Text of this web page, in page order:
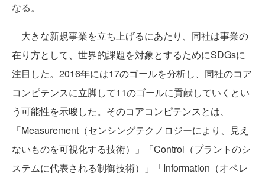
なる。
大きな新規事業を立ち上げるにあたり、同社は事業の
在り方として、世界的課題を対象とするためにSDGsに
注目した。2016年には17のゴールを分析し、同社のコア
コンピテンスに立脚して11のゴールに貢献していくとい
う可能性を示唆した。そのコアコンピテンスとは、
「Measurement（センシングテクノロジーにより、見え
ないものを可視化する技術）」「Control（プラントのシ
ステムに代表される制御技術）」「Information（オペレ